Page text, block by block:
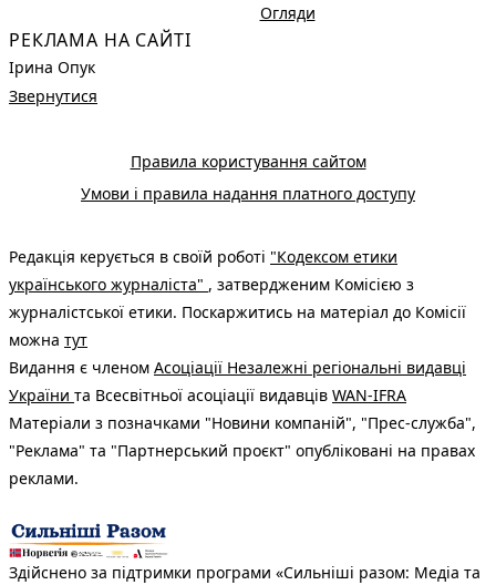
РЕКЛАМА НА САЙТІ
Ірина Опук
Звернутися
Огляди
Правила користування сайтом
Умови і правила надання платного доступу
Редакція керується в своїй роботі "Кодексом етики
українського журналіста" , затвердженим Комісією з
журналістської етики. Поскаржитись на матеріал до Комісії
можна тут
Видання є членом Асоціації Незалежні регіональні видавці
України та Всесвітньої асоціації видавців WAN-IFRA
Матеріали з позначками "Новини компаній", "Прес-служба",
"Реклама" та "Партнерський проєкт" опубліковані на правах
реклами.
Здійснено за підтримки програми «Сильніші разом: Медіа та